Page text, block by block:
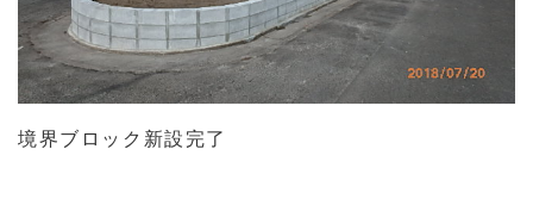
境界ブロック新設完了